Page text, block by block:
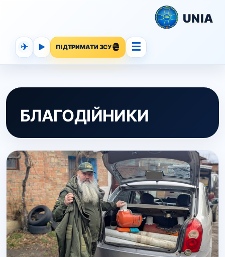
UNIA
✈ ▶ ПІДТРИМАТИ ЗСУ ☰
БЛАГОДІЙНИКИ